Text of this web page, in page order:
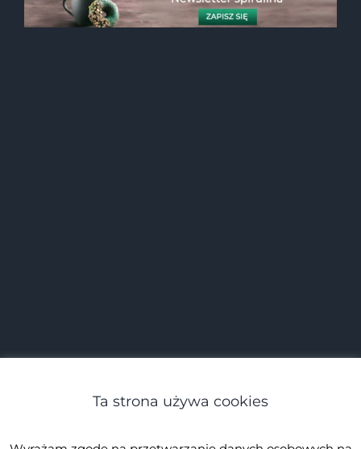
Ta strona używa cookies